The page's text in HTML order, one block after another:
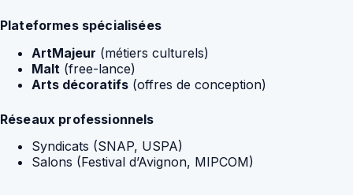
Plateformes spécialisées
ArtMajeur (métiers culturels)
Malt (free-lance)
Arts décoratifs (offres de conception)
Réseaux professionnels
Syndicats (SNAP, USPA)
Salons (Festival d’Avignon, MIPCOM)